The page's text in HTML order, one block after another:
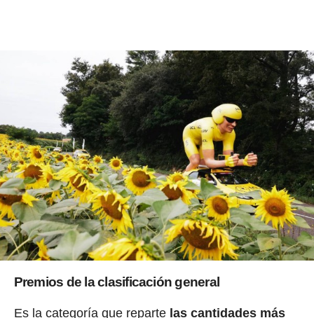
Premios de la clasificación general
Es la categoría que reparte las cantidades más